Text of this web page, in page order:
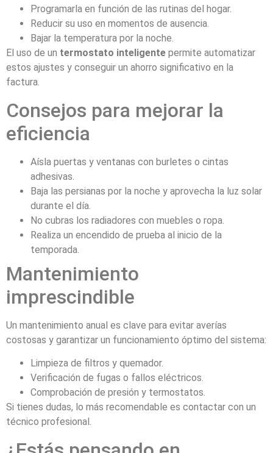
Programarla en función de las rutinas del hogar.
Reducir su uso en momentos de ausencia.
Bajar la temperatura por la noche.
El uso de un termostato inteligente permite automatizar
estos ajustes y conseguir un ahorro significativo en la
factura.
Consejos para mejorar la
eficiencia
Aísla puertas y ventanas con burletes o cintas
adhesivas.
Baja las persianas por la noche y aprovecha la luz solar
durante el día.
No cubras los radiadores con muebles o ropa.
Realiza un encendido de prueba al inicio de la
temporada.
Mantenimiento
imprescindible
Un mantenimiento anual es clave para evitar averías
costosas y garantizar un funcionamiento óptimo del sistema:
Limpieza de filtros y quemador.
Verificación de fugas o fallos eléctricos.
Comprobación de presión y termostatos.
Si tienes dudas, lo más recomendable es contactar con un
técnico profesional.